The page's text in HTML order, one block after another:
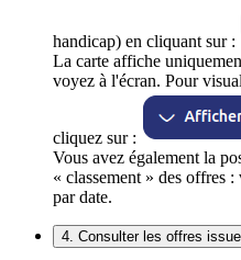
handicap) en cliquant sur :
La carte affiche
voyez à l'écran. Pour
cliquez sur :
Vous avez également la
« classement » des offres
par date.
4. Consulter les offres